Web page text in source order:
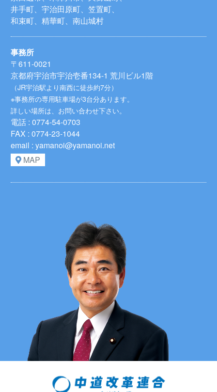
井手町、宇治田原町、笠置町、
和束町、精華町、南山城村
事務所
〒611-0021
京都府宇治市宇治壱番134-1 荒川ビル1階
（JR宇治駅より南西に徒歩約7分）
※事務所の専用駐車場が3台分あります。
詳しい場所は、お問い合わせ下さい。
電話 : 0774-54-0703
FAX : 0774-23-1044
email : yamanoi@yamanoi.net
MAP